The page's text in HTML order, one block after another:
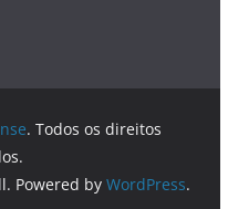
. Todos os direitos
Powered by WordPress.